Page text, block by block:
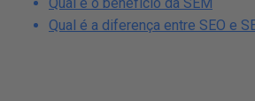
Qual é a diferença entre SEO e